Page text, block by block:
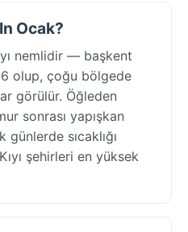
Ocak?
nemlidir — başkent
olup, çoğu bölgede
görülür. Öğleden
sonrası yapışkan
sıcaklığı
şehirleri en yüksek